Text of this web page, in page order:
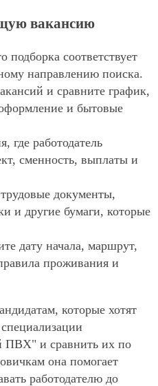
вакансию
подборка соответствует
направлению поиска.
и сравните график,
и бытовые
где работодатель
сменность, выплаты и
документы,
и другие бумаги, которые
дату начала, маршрут,
проживания и
которые хотят
ПВХ" и сравнить их по
она помогает
работодателю до